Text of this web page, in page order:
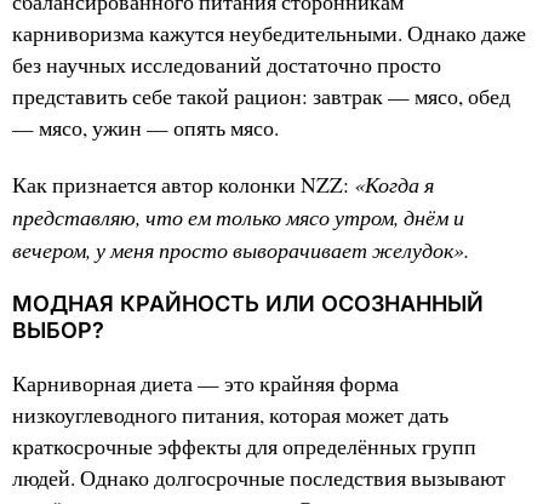
карниворизма кажутся неубедительными. Однако даже
без научных исследований достаточно просто
представить себе такой рацион: завтрак — мясо, обед
— мясо, ужин — опять мясо.
Как признается автор колонки NZZ: «Когда я
представляю, что ем только мясо утром, днём и
вечером, у меня просто выворачивает желудок».
МОДНАЯ КРАЙНОСТЬ ИЛИ ОСОЗНАННЫЙ
ВЫБОР?
Карниворная диета — это крайняя форма
низкоуглеводного питания, которая может дать
краткосрочные эффекты для определённых групп
людей. Однако долгосрочные последствия вызывают